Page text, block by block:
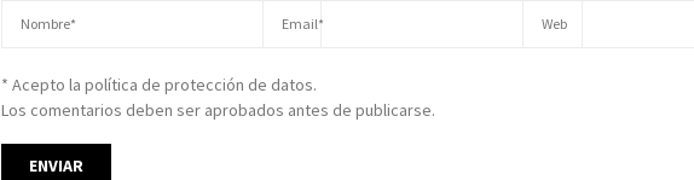
* Acepto la política de protección de datos.
Los comentarios deben ser aprobados antes de publicarse.